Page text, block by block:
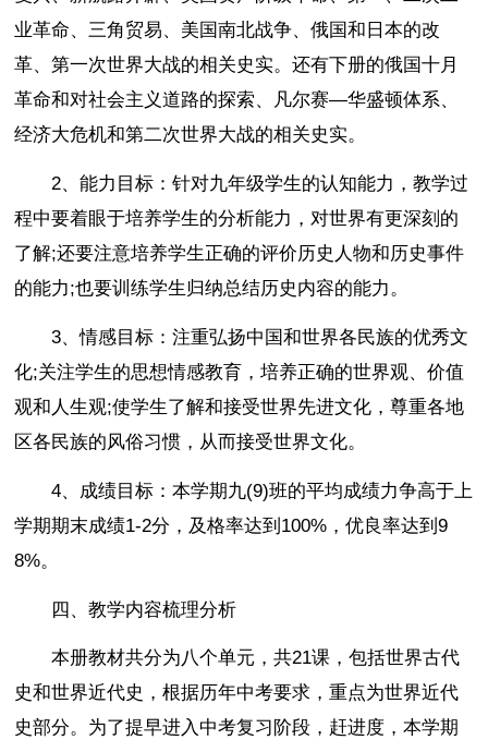
业革命、三角贸易、美国南北战争、俄国和日本的改
革、第一次世界大战的相关史实。还有下册的俄国十月
革命和对社会主义道路的探索、凡尔赛—华盛顿体系、
经济大危机和第二次世界大战的相关史实。
2、能力目标：针对九年级学生的认知能力，教学过
程中要着眼于培养学生的分析能力，对世界有更深刻的
了解;还要注意培养学生正确的评价历史人物和历史事件
的能力;也要训练学生归纳总结历史内容的能力。
3、情感目标：注重弘扬中国和世界各民族的优秀文
化;关注学生的思想情感教育，培养正确的世界观、价值
观和人生观;使学生了解和接受世界先进文化，尊重各地
区各民族的风俗习惯，从而接受世界文化。
4、成绩目标：本学期九(9)班的平均成绩力争高于上
学期期末成绩1-2分，及格率达到100%，优良率达到9
8%。
四、教学内容梳理分析
本册教材共分为八个单元，共21课，包括世界古代
史和世界近代史，根据历年中考要求，重点为世界近代
史部分。为了提早进入中考复习阶段，赶进度，本学期